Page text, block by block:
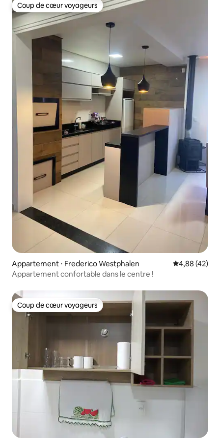
Coup de cœur voyageurs
Coup de cœur voyageurs
Appartement ⋅ Frederico Westphalen Évaluation
4,88 (42)
Appartement confortable dans le centre !
Coup de cœur voyageurs
Coup de cœur voyageurs